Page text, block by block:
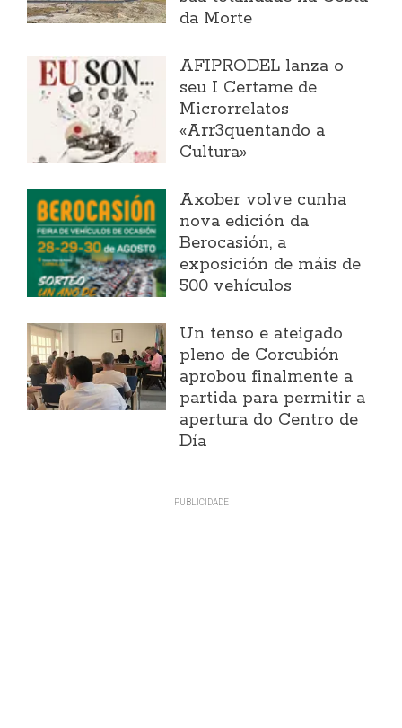
da Morte
AFIPRODEL lanza o
seu I Certame de
Microrrelatos
«Arr3quentando a
Cultura»
Axober volve cunha
nova edición da
Berocasión, a
exposición de máis de
500 vehículos
Un tenso e ateigado
pleno de Corcubión
aprobou finalmente a
partida para permitir a
apertura do Centro de
Día